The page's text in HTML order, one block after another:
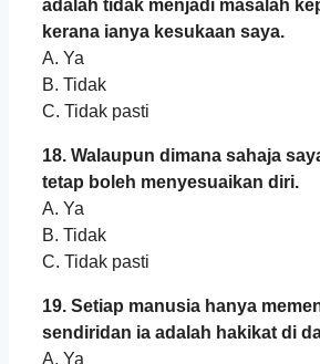
adalah tidak menjadi masalah
kerana ianya kesukaan saya.
A. Ya
B. Tidak
C. Tidak pasti
18. Walaupun dimana sahaja
tetap boleh menyesuaikan diri.
A. Ya
B. Tidak
C. Tidak pasti
19. Setiap manusia hanya
sendiridan ia adalah hakikat di
A. Ya